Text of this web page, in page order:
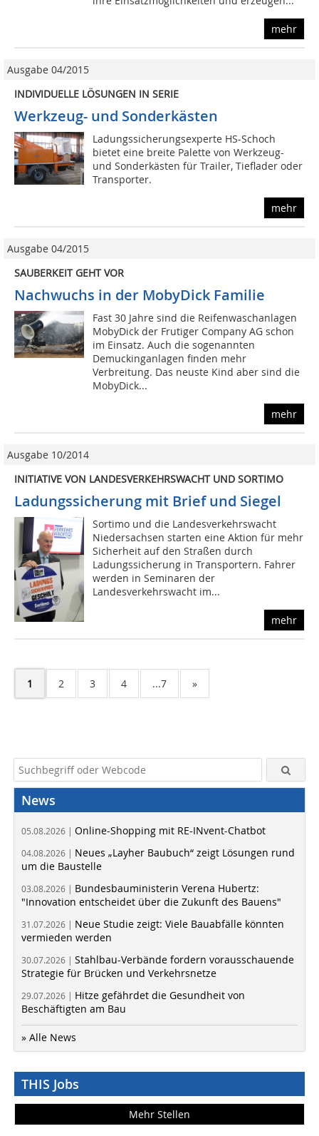
mehr
Ausgabe 04/2015
INDIVIDUELLE LÖSUNGEN IN SERIE
Werkzeug- und Sonderkästen
Ladungssicherungsexperte HS-Schoch
bietet eine breite Palette von Werkzeug-
und Sonderkästen für Trailer, Tieflader oder
Transporter.
mehr
Ausgabe 04/2015
SAUBERKEIT GEHT VOR
Nachwuchs in der MobyDick Familie
Fast 30 Jahre sind die Reifenwaschanlagen
MobyDick der Frutiger Company AG schon
im Einsatz. Auch die sogenannten
Demuckinganlagen finden mehr
Verbreitung. Das neuste Kind aber sind die
MobyDick...
mehr
Ausgabe 10/2014
INITIATIVE VON LANDESVERKEHRSWACHT UND SORTIMO
Ladungssicherung mit Brief und Siegel
Sortimo und die Landesverkehrswacht
Niedersachsen starten eine Aktion für mehr
Sicherheit auf den Straßen durch
Ladungssicherung in Transportern. Fahrer
werden in Seminaren der
Landesverkehrswacht im...
mehr
1 2 3 4 ...7 »
News
05.08.2026 | Online-Shopping mit RE-INvent-Chatbot
04.08.2026 | Neues „Layher Baubuch“ zeigt Lösungen rund
um die Baustelle
03.08.2026 | Bundesbauministerin Verena Hubertz:
"Innovation entscheidet über die Zukunft des Bauens"
31.07.2026 | Neue Studie zeigt: Viele Bauabfälle könnten
vermieden werden
30.07.2026 | Stahlbau-Verbände fordern vorausschauende
Strategie für Brücken und Verkehrsnetze
29.07.2026 | Hitze gefährdet die Gesundheit von
Beschäftigten am Bau
» Alle News
THIS Jobs
Mehr Stellen